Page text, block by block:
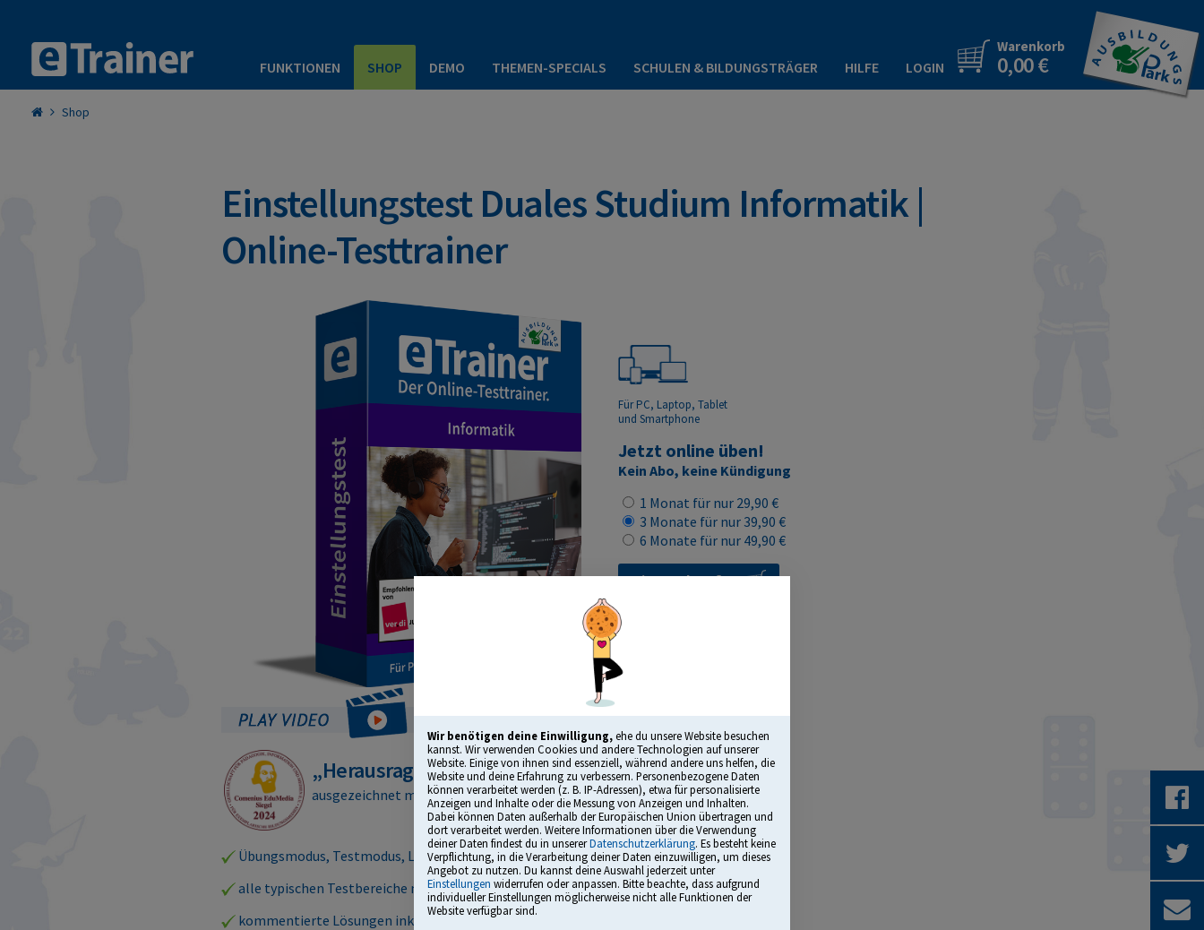
Wir benötigen deine Einwilligung,ehe du unsere Website besuchen
kannst. Wir verwenden Cookies und andere Technologien auf unserer
Website. Einige von ihnen sind essenziell, während andere uns helfen, die
Website und deine Erfahrung zu verbessern. Personenbezogene Daten
können verarbeitet werden (z. B. IP-Adressen), etwa für personalisierte
Anzeigen und Inhalte oder die Messung von Anzeigen und Inhalten.
Dabei können Daten außerhalb der Europäischen Union übertragen und
dort verarbeitet werden. Weitere Informationen über die Verwendung
deiner Daten findest du in unsererDatenschutzerklärung. Es besteht keine
Verpflichtung, in die Verarbeitung deiner Daten einzuwilligen, um dieses
Angebot zu nutzen. Du kannst deine Auswahl jederzeit unter
Einstellungen widerrufen oder anpassen. Bitte beachte, dass aufgrund
individueller Einstellungen möglicherweise nicht alle Funktionen der
Website verfügbar sind.
FUNKTIONEN SHOP DEMO THEMEN-SPECIALS SCHULEN & BILDUNGSTRÄGER HILFE LOGIN
Warenkorb
0,00 €
Shop
Einstellungstest Duales Studium Informatik |
Online-Testtrainer
Für PC, Laptop, Tablet
und Smartphone
Jetzt online üben!
Kein Abo, keine Kündigung
1 Monat für nur 29,90 €
3 Monate für nur 39,90 €
6 Monate für nur 49,90 €
Lizenz kaufen
„Herausragendes Bildungsmedium“
ausgezeichnet mit dem Comenius Award
Übungsmodus, Testmodus, Leistungsanalyse und mehr
alle typischen Testbereiche mit vielen Originalfragen
kommentierte Lösungen inklusive Tipps und Tricks